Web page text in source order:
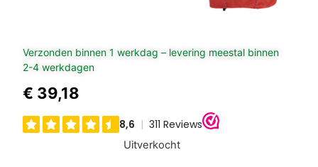
Verzonden binnen 1 werkdag – levering meestal binnen
2-4 werkdagen
€ 39,18
Uitverkocht